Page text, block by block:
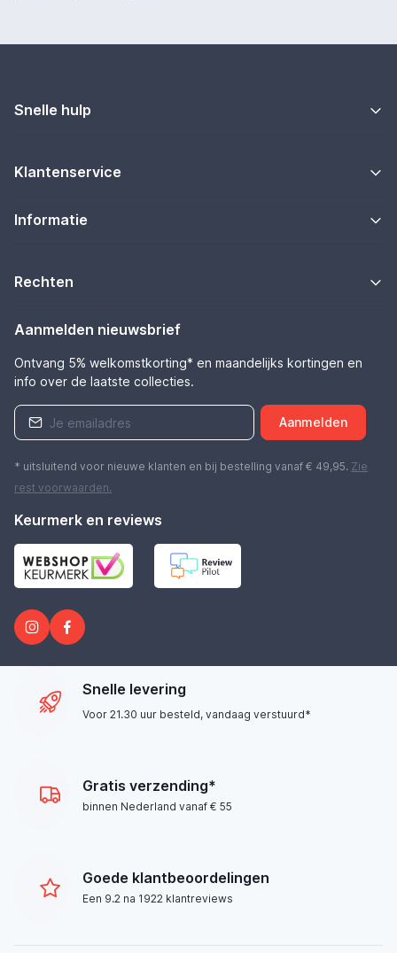
Snelle hulp
Klantenservice
Informatie
Rechten
Aanmelden nieuwsbrief
Ontvang 5% welkomstkorting* en maandelijks kortingen en
info over de laatste collecties.
Aanmelden
* uitsluitend voor nieuwe klanten en bij bestelling vanaf € 49,95. Zie
rest voorwaarden.
Keurmerk en reviews
Snelle levering
Voor 21.30 uur besteld, vandaag verstuurd*
Gratis verzending*
binnen Nederland vanaf € 55
Goede klantbeoordelingen
Een 9.2 na 1922 klantreviews